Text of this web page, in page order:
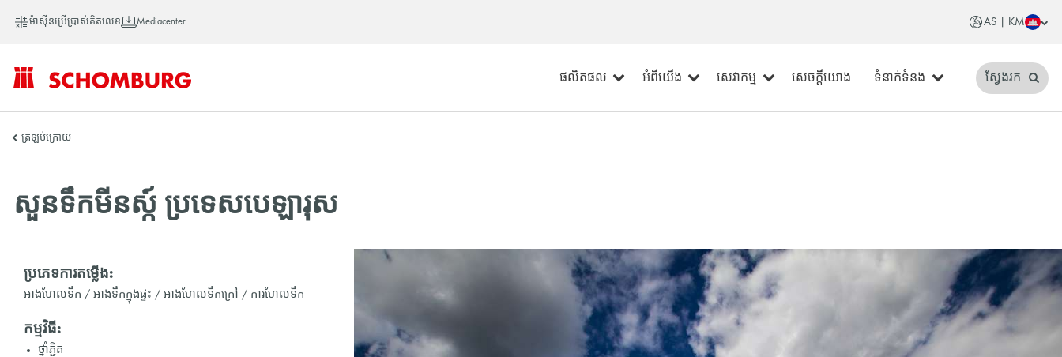
ម៉ាស៊ីនប្រើប្រាស់គិតលេខ Mediacenter AS | KM
SCHOMBURG
ផលិតផល អំពីយើង សេវាកម្ម សេចក្តីយោង ទំនាក់ទំនង ស្វែងរក
ត្រឡប់ក្រោយ
សួនទឹកមីនស្ក៍ ប្រទេសបេឡារុស
ប្រភេទការតម្លើង:
អាងហែលទឹក / អាងទឹកក្នុងផ្ទះ / អាងហែលទឹកក្រៅ / ការហែលទឹក
កម្មវិធី:
ថ្នាំភ្ជិត